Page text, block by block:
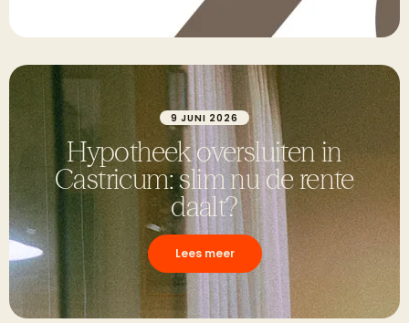
9 JUNI 2026
Hypotheek oversluiten in
Castricum: slim nu de rente
daalt?
Lees meer